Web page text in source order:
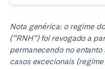
Nota genérica: o regime
(“RNH”) foi revogado a
permanecendo no
casos excecionais
ANDALUSIA
Almería
Córdoba
Huelva